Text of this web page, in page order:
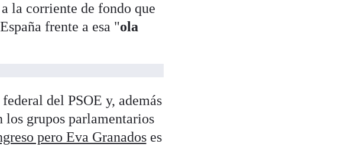
la corriente de fondo que
frente a esa "ola
del PSOE y, además
grupos parlamentarios
pero Eva Granadoses